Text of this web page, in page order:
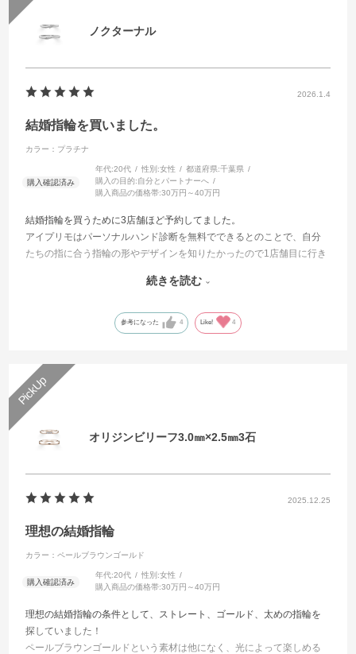
でお好きなデザインをお選びください。
ノクターナル
2026.1.4
結婚指輪を買いました。
カラー：プラチナ
年代:20代 性別:女性 都道府県:千葉県
購入の目的:自分とパートナーへ
購入商品の価格帯:30万円～40万円
結婚指輪を買うために3店舗ほど予約してました。
アイプリモはパーソナルハンド診断を無料でできるとのことで、自分
たちの指に合う指輪の形やデザインを知りたかったので1店舗目に行き
予想以上に担当の方の接客が素晴らしかったのと、パーソナルハンド
そして、自分たちが選んだノクタータルという指輪が北斗七星と北極
星をモチーフにしていて、離れていてもふたりを繋いでくれるという
夫の指輪のデザインも、他の店舗だとシンプルが多かったのですが、
夫が好むマット加工ができるところも良かったです。
1店舗目で即決するつもりはなかったのですが、決め手として指輪の着
つけ始めて4ヶ月ほど経ちましたが、初めてつけた時から変わらず輝き
続きを読む
参考になった 4 Like! 4
オリジンビリーフ3.0㎜×2.5㎜3石
2025.12.25
理想の結婚指輪
カラー：ペールブラウンゴールド
年代:20代 性別:女性
購入商品の価格帯:30万円～40万円
理想の結婚指輪の条件として、ストレート、ゴールド、太めの指輪を
探していました！
ペールブラウンゴールドという素材は他になく、光によって楽しめる